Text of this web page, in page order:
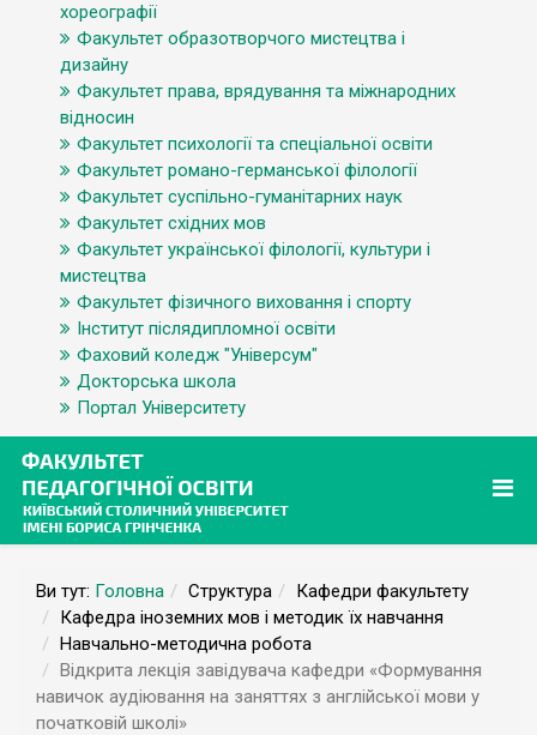
хореографії
Факультет образотворчого мистецтва і
дизайну
Факультет права, врядування та міжнародних
відносин
Факультет психології та спеціальної освіти
Факультет романо-германської філології
Факультет суспільно-гуманітарних наук
Факультет східних мов
Факультет української філології, культури і
мистецтва
Факультет фізичного виховання і спорту
Інститут післядипломної освіти
Фаховий коледж "Універсум"
Докторська школа
Портал Університету
Ви тут: Головна Структура
Кафедри факультету
Кафедра іноземних мов і методик їх навчання
Навчально-методична робота
Відкрита лекція завідувача кафедри «Формування
навичок аудіювання на заняттях з англійської мови у
початковій школі»